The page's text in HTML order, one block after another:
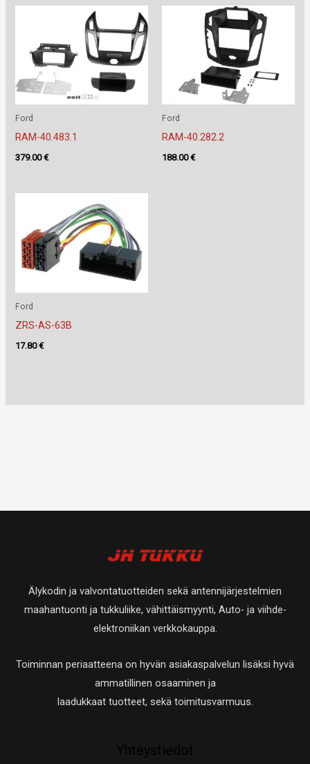
Ford
RAM-40.483.1
379.00€
Ford
RAM-40.282.2
188.00€
Ford
ZRS-AS-63B
17.80€
Älykodin ja valvontatuotteiden sekä antennijärjestelmien
maahantuonti ja tukkuliike, vähittäismyynti, Auto- ja viihde-
elektroniikan verkkokauppa.
Toiminnan periaatteena on hyvän asiakaspalvelun lisäksi hyvä
ammatillinen osaaminen ja
laadukkaat tuotteet, sekä toimitusvarmuus.